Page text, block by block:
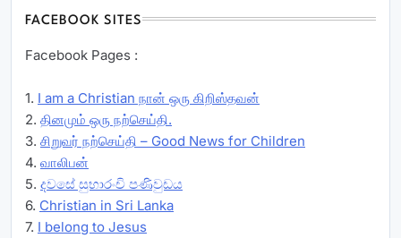
FACEBOOK SITES
Facebook Pages :
1. I am a Christian நான் ஒரு கிறிஸ்தவன்
2. தினமும் ஒரு நற்செய்தி.
3. சிறுவர் நற்செய்தி – Good News for Children
4. வாலிபன்
5. දවසේ සුභාරංචි පණිවුඩය
6. Christian in Sri Lanka
7. I belong to Jesus